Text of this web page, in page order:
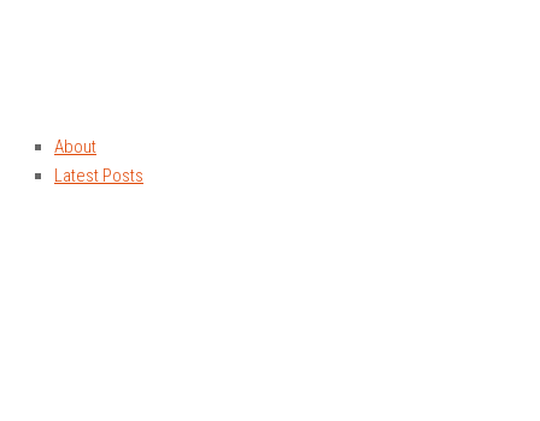
About
Latest Posts